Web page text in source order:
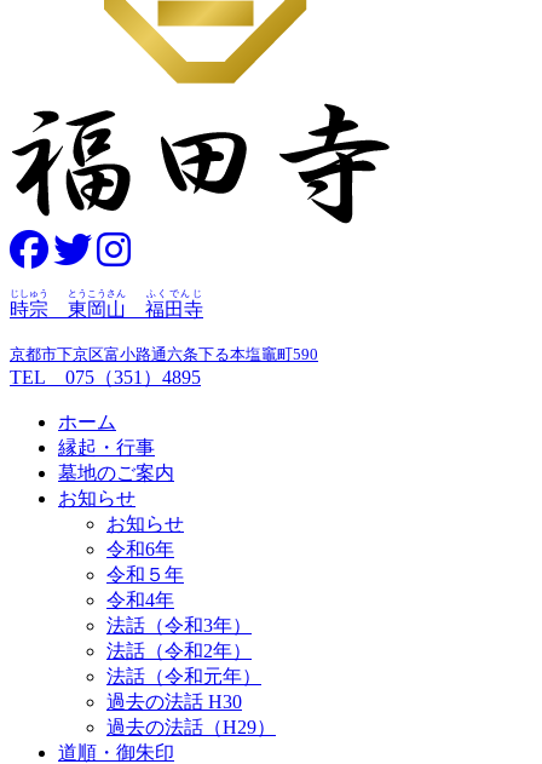
時宗
じしゅう
東岡山
とうこうさん
福田寺
ふくでんじ
京都市下京区富小路通六条下る本塩竈町590
TEL 075（351）4895
ホーム
縁起・行事
墓地のご案内
お知らせ
お知らせ
令和6年
令和５年
令和4年
法話（令和3年）
法話（令和2年）
法話（令和元年）
過去の法話 H30
過去の法話（H29）
道順・御朱印